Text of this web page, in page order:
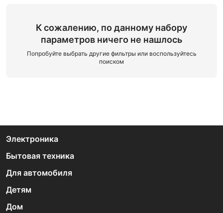
К сожалению, по данному набору
параметров ничего не нашлось
Попробуйте выбрать другие фильтры или воспользуйтесь
поиском
Электроника
Бытовая техника
Для автомобиля
Детям
Дом